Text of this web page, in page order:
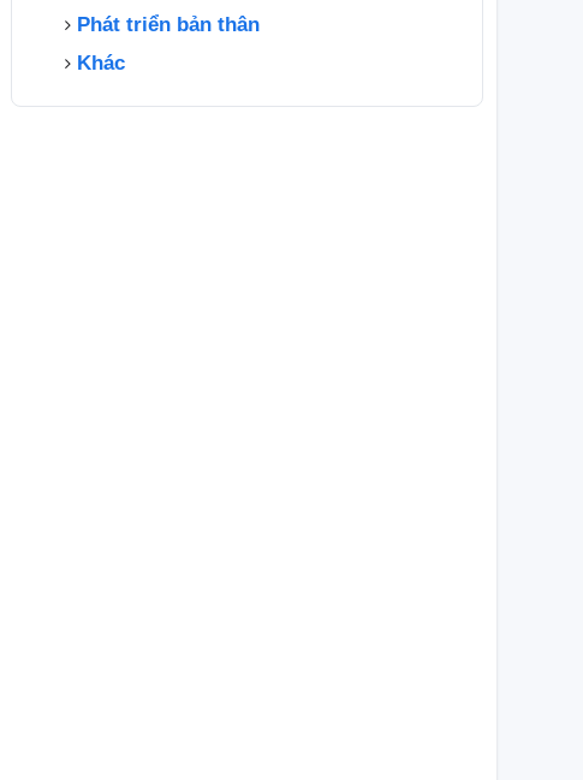
Phát triển bản thân
Khác